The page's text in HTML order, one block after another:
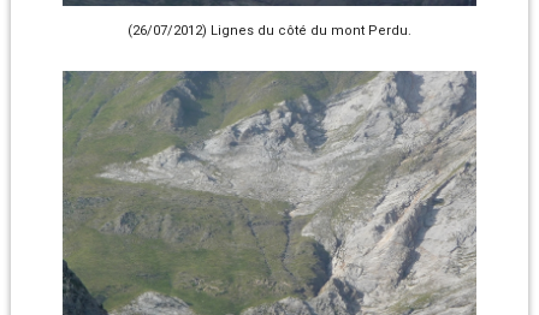
(26/07/2012) Lignes du côté du mont Perdu.